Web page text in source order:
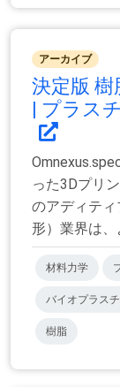
アーカイブ
決定版
| プラス
った3Dプリ
のアディテ
形）業界は、
材料力学
バイオプラス
樹脂